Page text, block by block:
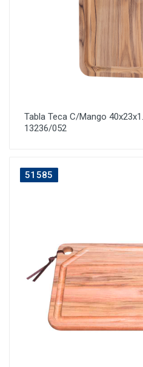
Tabla Teca C/Mango
13236/052
51585